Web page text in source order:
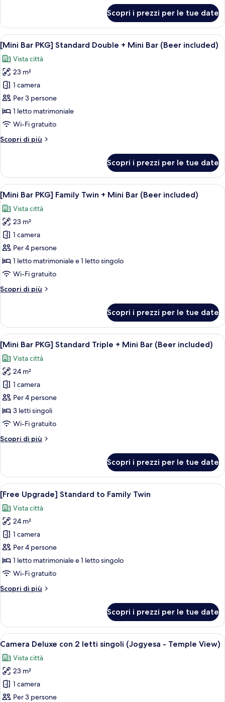
Bar
(Beer
included)
Bar
PKG]
Standard
Twin
+
Mini
Bar
(Beer
included)
Scopri i prezzi per le tue date
Apri
tutte
le
foto
per
[Mini
Bar
PKG]
Standard
Double
Bar
(Beer
included)
Esposizione di snack con Pringles,
8
[Mini Bar PKG] Standard Double + Mini Bar (Beer included)
Vista città
23 m²
1 camera
Per 3 persone
1 letto matrimoniale
Wi-Fi gratuito
Scopri di più
Altri
Bar
PKG]
Standard
Double
+
Mini
Bar
(Beer
included)
Scopri i prezzi per le tue date
Apri
tutte
le
foto
per
[Mini
Bar
PKG]
Twin
Bar
(Beer
included)
Esposizione di snack con Pringles,
7
[Mini Bar PKG] Family Twin + Mini Bar (Beer included)
Vista città
23 m²
1 camera
Per 4 persone
1 letto matrimoniale e 1 letto singolo
Wi-Fi gratuito
Scopri di più
Altri
Bar
PKG]
Family
Twin
+
Mini
Bar
(Beer
included)
Scopri i prezzi per le tue date
Apri
tutte
le
foto
per
[Mini
Bar
PKG]
Standard
Triple
Bar
(Beer
included)
Esposizione di snack con Pringles,
6
[Mini Bar PKG] Standard Triple + Mini Bar (Beer included)
Vista città
24 m²
1 camera
Per 4 persone
3 letti singoli
Wi-Fi gratuito
Scopri di più
Altri
Bar
PKG]
Standard
Triple
+
Mini
Bar
(Beer
included)
Scopri i prezzi per le tue date
Apri
tutte
le
foto
per
[Free
Upgrade]
Standard
Family
Camera d'albergo con due letti, un
6
[Free Upgrade] Standard to Family Twin
Vista città
24 m²
1 camera
Per 4 persone
1 letto matrimoniale e 1 letto singolo
Wi-Fi gratuito
Scopri di più
Altri
Upgrade]
Standard
to
Twin
Scopri i prezzi per le tue date
Apri
tutte
le
foto
per
Camera
Camera d'albergo con due letti, una
7
Camera Deluxe con 2 letti singoli (Jogyesa - Temple View)
Vista città
23 m²
1 camera
Per 3 persone